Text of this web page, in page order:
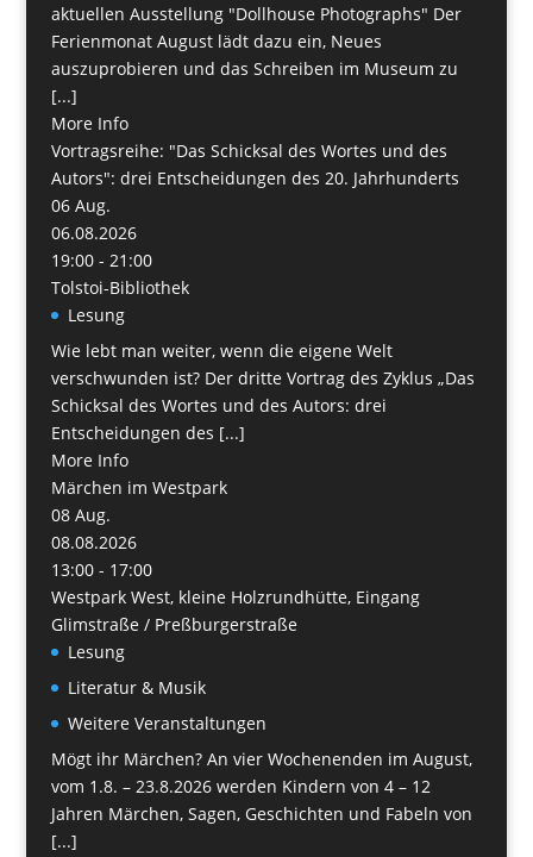
aktuellen Ausstellung "Dollhouse Photographs" Der
Ferienmonat August lädt dazu ein, Neues
auszuprobieren und das Schreiben im Museum zu
[...]
More Info
Vortragsreihe: "Das Schicksal des Wortes und des
Autors": drei Entscheidungen des 20. Jahrhunderts
06 Aug.
06.08.2026
19:00 - 21:00
Tolstoi-Bibliothek
Lesung
Wie lebt man weiter, wenn die eigene Welt
verschwunden ist? Der dritte Vortrag des Zyklus „Das
Schicksal des Wortes und des Autors: drei
Entscheidungen des [...]
More Info
Märchen im Westpark
08 Aug.
08.08.2026
13:00 - 17:00
Westpark West, kleine Holzrundhütte, Eingang
Glimstraße / Preßburgerstraße
Lesung
Literatur & Musik
Weitere Veranstaltungen
Mögt ihr Märchen? An vier Wochenenden im August,
vom 1.8. – 23.8.2026 werden Kindern von 4 – 12
Jahren Märchen, Sagen, Geschichten und Fabeln von
[...]